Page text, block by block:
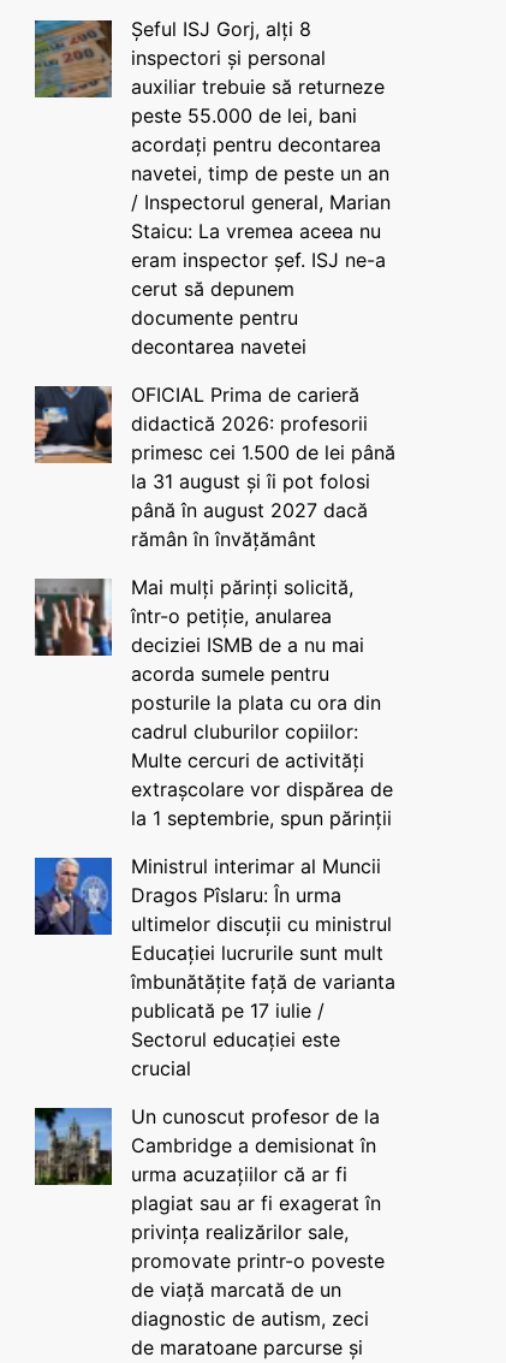
Șeful ISJ Gorj, alți 8
inspectori și personal
auxiliar trebuie să returneze
peste 55.000 de lei, bani
acordați pentru decontarea
navetei, timp de peste un an
/ Inspectorul general, Marian
Staicu: La vremea aceea nu
eram inspector șef. ISJ ne-a
cerut să depunem
documente pentru
decontarea navetei
OFICIAL Prima de carieră
didactică 2026: profesorii
primesc cei 1.500 de lei până
la 31 august și îi pot folosi
până în august 2027 dacă
rămân în învățământ
Mai mulți părinți solicită,
într-o petiție, anularea
deciziei ISMB de a nu mai
acorda sumele pentru
posturile la plata cu ora din
cadrul cluburilor copiilor:
Multe cercuri de activități
extrașcolare vor dispărea de
la 1 septembrie, spun părinții
Ministrul interimar al Muncii
Dragos Pîslaru: În urma
ultimelor discuții cu ministrul
Educației lucrurile sunt mult
îmbunătățite față de varianta
publicată pe 17 iulie /
Sectorul educației este
crucial
Un cunoscut profesor de la
Cambridge a demisionat în
urma acuzațiilor că ar fi
plagiat sau ar fi exagerat în
privința realizărilor sale,
promovate printr-o poveste
de viață marcată de un
diagnostic de autism, zeci
de maratoane parcurse și